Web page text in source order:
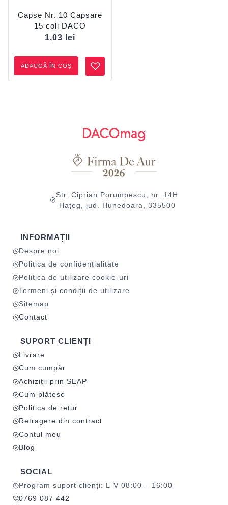
Capse Nr. 10 Capsare
15 coli DACO
1,03
lei
ADAUGĂ ÎN COȘ
Str. Ciprian Porumbescu, nr. 14H
Hațeg, jud. Hunedoara, 335500
INFORMAȚII
Despre noi
Politica de confidențialitate
Politica de utilizare cookie-uri
Termeni și condiții de utilizare
Sitemap
Contact
SUPORT CLIENȚI
Livrare
Cum cumpăr
Achiziții prin SEAP
Cum plătesc
Politica de retur
Retragere din contract
Contul meu
Blog
SOCIAL
Program suport clienți: L-V 08:00 – 16:00
0769 087 442